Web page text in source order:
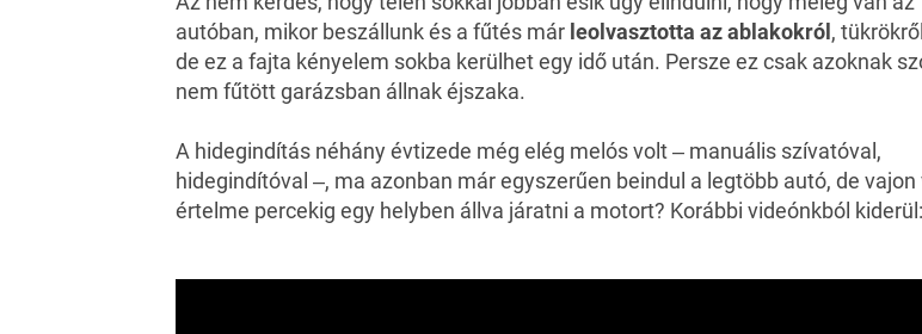
autóban, mikor beszállunk és a fűtés már leolvasztotta az ablakokról ,
de ez a fajta kényelem sokba kerülhet egy idő után. Persze ez csak azoknak
nem fűtött garázsban állnak éjszaka.
A hidegindítás néhány évtizede még elég melós volt ‒ manuális szívatóval,
hidegindítóval ‒, ma azonban már egyszerűen beindul a legtöbb autó, de vajon
értelme percekig egy helyben állva járatni a motort? Korábbi videónkból kiderül: